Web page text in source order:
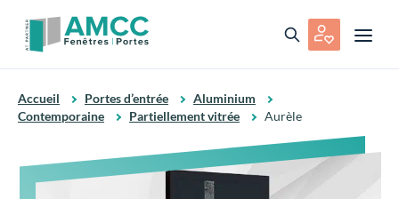
Accueil Portes d’entrée
Aluminium
Contemporaine
Partiellement vitrée Aurèle